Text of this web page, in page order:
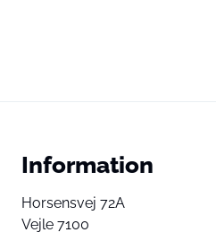
Information
Horsensvej 72A
Vejle 7100